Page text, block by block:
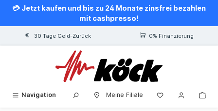
springen
💳 Jetzt kaufen und bis zu 24 Monate zinsfrei bezahlen
mit cashpresso!
30 Tage Geld-Zurück 0% Finanzierung
Navigation Meine Filiale